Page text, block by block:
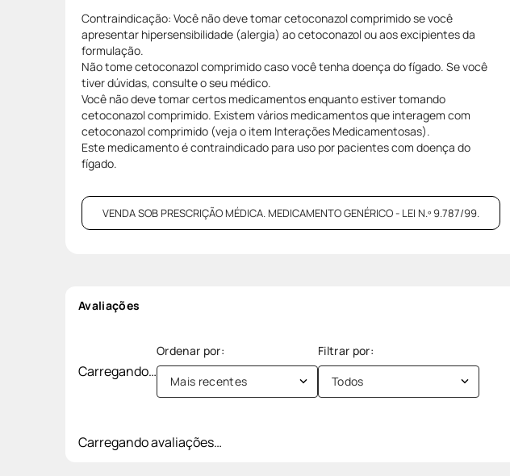
Contraindicação: Você não deve tomar cetoconazol comprimido se você
apresentar hipersensibilidade (alergia) ao cetoconazol ou aos excipientes da
formulação.
Não tome cetoconazol comprimido caso você tenha doença do fígado. Se você
tiver dúvidas, consulte o seu médico.
Você não deve tomar certos medicamentos enquanto estiver tomando
cetoconazol comprimido. Existem vários medicamentos que interagem com
cetoconazol comprimido (veja o item Interações Medicamentosas).
Este medicamento é contraindicado para uso por pacientes com doença do
fígado.
VENDA SOB PRESCRIÇÃO MÉDICA. MEDICAMENTO GENÉRICO - LEI N.º 9.787/99.
Avaliações
Carregando…
Mais recentes Todos
Carregando avaliações…